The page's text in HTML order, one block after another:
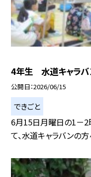
4年生 水道キャラバ
公開日 2026/06/15
できごと
6月15日月曜日の1－
て、水道キャラバンの